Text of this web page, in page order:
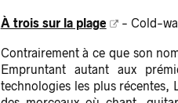
À trois sur la plage - Cold-
Contrairement à ce que son
Empruntant autant aux
technologies les plus récentes,